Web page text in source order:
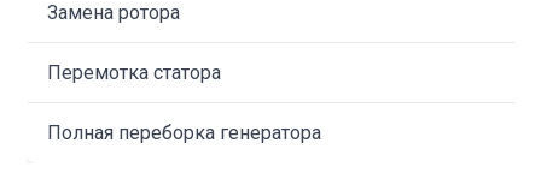
Замена ротора
Перемотка статора
Полная переборка генератора